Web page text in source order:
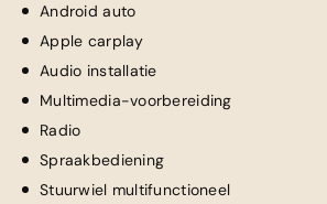
Android auto
Apple carplay
Audio installatie
Multimedia-voorbereiding
Radio
Spraakbediening
Stuurwiel multifunctioneel